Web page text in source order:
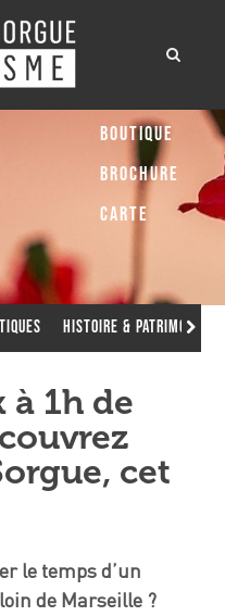
Histoire & Patrimoine
1h de
cet
le temps d’un
de Marseille ?
Boutique
Brochure
Carte